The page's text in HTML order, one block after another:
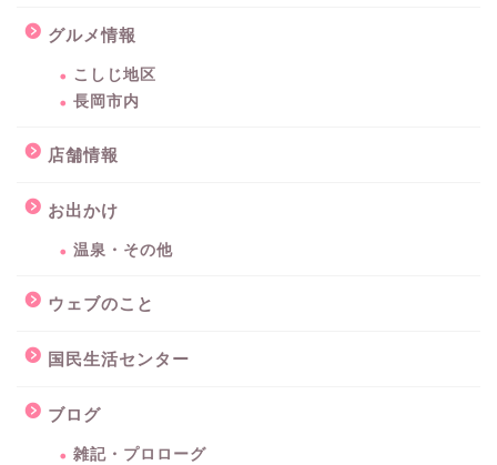
グルメ情報
こしじ地区
長岡市内
店舗情報
お出かけ
温泉・その他
ウェブのこと
国民生活センター
ブログ
雑記・プロローグ